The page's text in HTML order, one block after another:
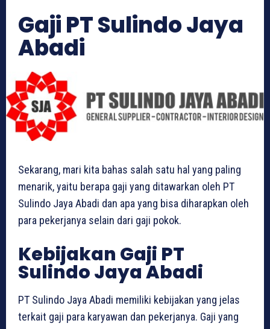
Gaji PT Sulindo Jaya
Abadi
Sekarang, mari kita bahas salah satu hal yang paling
menarik, yaitu berapa gaji yang ditawarkan oleh PT
Sulindo Jaya Abadi dan apa yang bisa diharapkan oleh
para pekerjanya selain dari gaji pokok.
Kebijakan Gaji PT
Sulindo Jaya Abadi
PT Sulindo Jaya Abadi memiliki kebijakan yang jelas
terkait gaji para karyawan dan pekerjanya. Gaji yang